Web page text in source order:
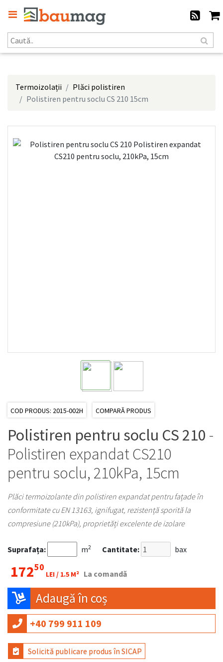
Termoizolații
Plăci polistiren
Polistiren pentru soclu CS 210 15cm
COD PRODUS: 2015-002H COMPARĂ PRODUS
Polistiren pentru soclu CS 210 -
Polistiren expandat CS210
pentru soclu, 210kPa, 15cm
Plăci termoizolante din polistiren expandat pentru fațade în
conformitate cu EN 13163, ignifugat, rezistență sporită la
compresiune (210kPa), proprietăți excelente de izolare
Suprafața: m2 Cantitate: bax
17250
LEI / 1.5 M² La comandă
Adaugă în coș
+40 799 911 109
Solicită publicare produs în SICAP